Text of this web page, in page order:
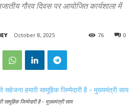
गौरव दिवस पर आयोजित कार्यशाला में
October 8, 2025 0
76
सामूहिक जिम्मेदारी है - मुख्यमंत्री साय